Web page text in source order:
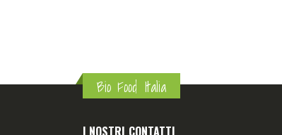
Bio Food Italia
I NOSTRI CONTATTI